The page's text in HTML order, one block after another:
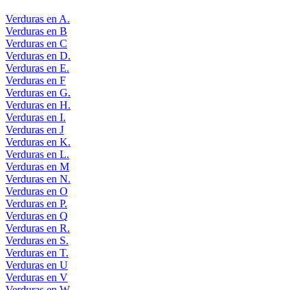
Verduras en A.
Verduras en B
Verduras en C
Verduras en D.
Verduras en E.
Verduras en F
Verduras en G.
Verduras en H.
Verduras en I.
Verduras en J
Verduras en K.
Verduras en L.
Verduras en M
Verduras en N.
Verduras en O
Verduras en P.
Verduras en Q
Verduras en R.
Verduras en S.
Verduras en T.
Verduras en U
Verduras en V